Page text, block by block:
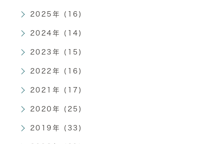
2025年 (16)
2024年 (14)
2023年 (15)
2022年 (16)
2021年 (17)
2020年 (25)
2019年 (33)